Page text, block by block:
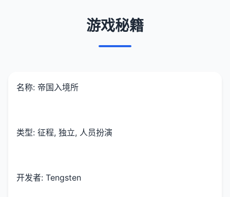
游戏秘籍
名称: 帝国入境所
类型: 征程, 独立, 人员扮演
开发者: Tengsten